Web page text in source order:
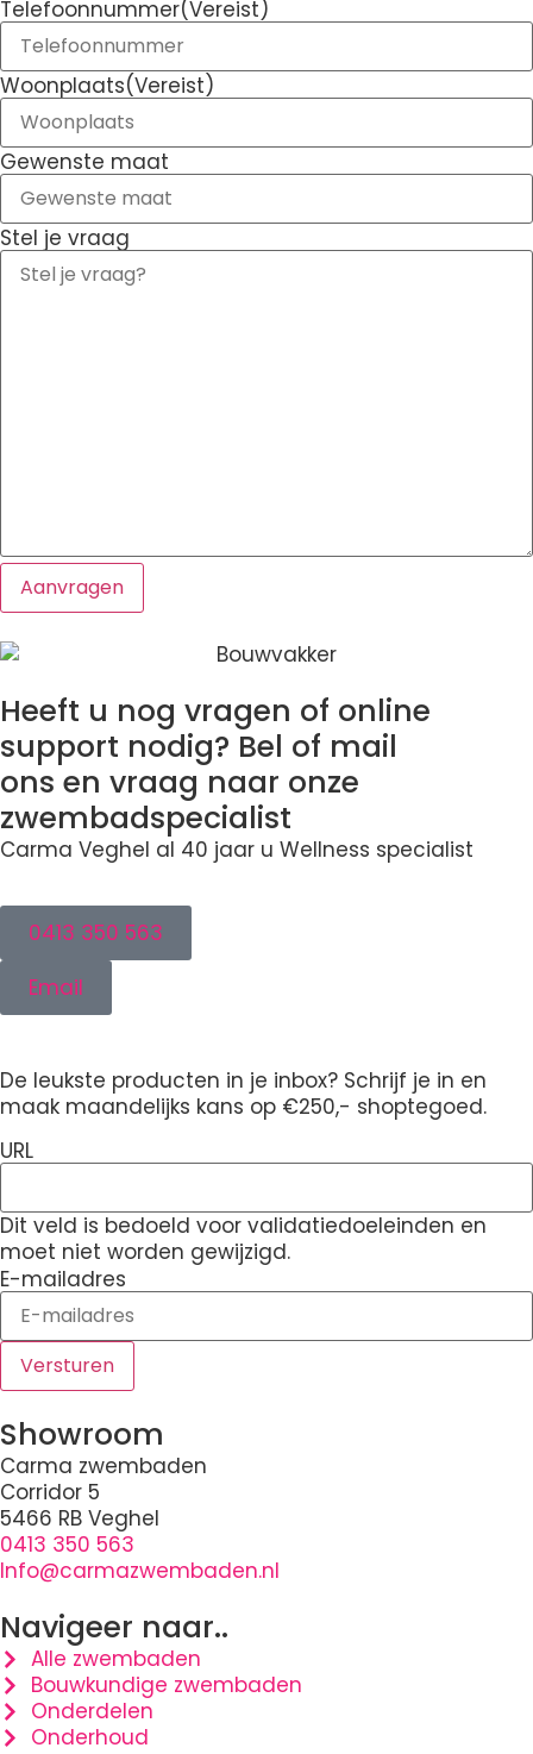
Telefoonnummer(Vereist)
Woonplaats(Vereist)
Gewenste maat
Stel je vraag
Heeft u nog vragen of online
support nodig? Bel of mail
ons en vraag naar onze
zwembadspecialist
Carma Veghel al 40 jaar u Wellness specialist
0413 350 563
Email
De leukste producten in je inbox? Schrijf je in en
maak maandelijks kans op €250,- shoptegoed.
URL
Dit veld is bedoeld voor validatiedoeleinden en
moet niet worden gewijzigd.
E-mailadres
Showroom
Carma zwembaden
Corridor 5
5466 RB Veghel
0413 350 563
Info@carmazwembaden.nl
Navigeer naar..
Alle zwembaden
Bouwkundige zwembaden
Onderdelen
Onderhoud